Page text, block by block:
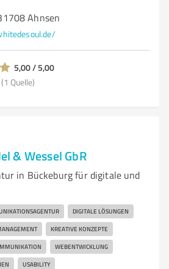
Ahnsen
5,00 / 5,00
(1 Quelle)
& Wessel GbR
in Bückeburg für digitale und
DIGITALE LÖSUNGEN
KREATIVE KONZEPTE
WEBENTWICKLUNG
USABILITY